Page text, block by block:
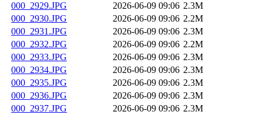
000_2929.JPG
2026-06-09 09:06 2.3M
000_2930.JPG
2026-06-09 09:06 2.2M
000_2931.JPG
2026-06-09 09:06 2.3M
000_2932.JPG
2026-06-09 09:06 2.2M
000_2933.JPG
2026-06-09 09:06 2.3M
000_2934.JPG
2026-06-09 09:06 2.3M
000_2935.JPG
2026-06-09 09:06 2.3M
000_2936.JPG
2026-06-09 09:06 2.3M
000_2937.JPG
2026-06-09 09:06 2.3M